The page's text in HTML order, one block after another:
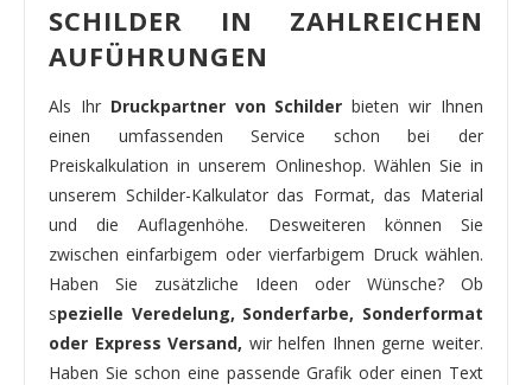
SCHILDER IN ZAHLREICHEN
AUFÜHRUNGEN
Als Ihr Druckpartner von Schilderbieten wir Ihnen
einen umfassenden Service schon bei der
Preiskalkulation in unserem Onlineshop. Wählen Sie in
unserem Schilder-Kalkulator das Format, das Material
und die Auflagenhöhe. Desweiteren können Sie
zwischen einfarbigem oder vierfarbigem Druck wählen.
Haben Sie zusätzliche Ideen oder Wünsche? Ob
spezielle Veredelung, Sonderfarbe, Sonderformat
oder Express Versand, wir helfen Ihnen gerne weiter.
Haben Sie schon eine passende Grafik oder einen Text